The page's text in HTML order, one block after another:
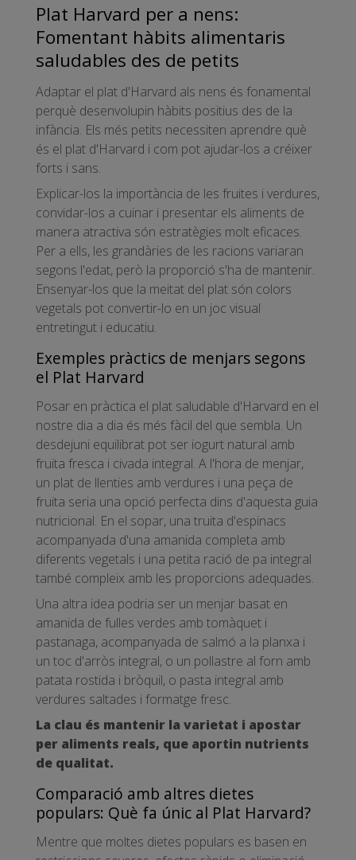
Plat Harvard per a nens:
Fomentant hàbits alimentaris
saludables des de petits
Adaptar el plat d'Harvard als nens és fonamental
perquè desenvolupin hàbits positius des de la
infància. Els més petits necessiten aprendre què
és el plat d'Harvard i com pot ajudar-los a créixer
forts i sans.
Explicar-los la importància de les fruites i verdures,
convidar-los a cuinar i presentar els aliments de
manera atractiva són estratègies molt eficaces.
Per a ells, les grandàries de les racions variaran
segons l'edat, però la proporció s'ha de mantenir.
Ensenyar-los que la meitat del plat són colors
vegetals pot convertir-lo en un joc visual
entretingut i educatiu.
Exemples pràctics de menjars segons
el Plat Harvard
Posar en pràctica el plat saludable d'Harvard en el
nostre dia a dia és més fàcil del que sembla. Un
desdejuni equilibrat pot ser iogurt natural amb
fruita fresca i civada integral. A l'hora de menjar,
un plat de llenties amb verdures i una peça de
fruita seria una opció perfecta dins d'aquesta guia
nutricional. En el sopar, una truita d'espinacs
acompanyada d'una amanida completa amb
diferents vegetals i una petita ració de pa integral
també compleix amb les proporcions adequades.
Una altra idea podria ser un menjar basat en
amanida de fulles verdes amb tomàquet i
pastanaga, acompanyada de salmó a la planxa i
un toc d'arròs integral, o un pollastre al forn amb
patata rostida i bròquil, o pasta integral amb
verdures saltades i formatge fresc.
La clau és mantenir la varietat i apostar
per aliments reals, que aportin nutrients
de qualitat.
Comparació amb altres dietes
populars: Què fa únic al Plat Harvard?
Mentre que moltes dietes populars es basen en